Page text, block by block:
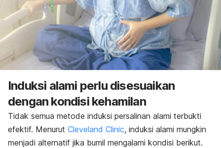
Induksi alami perlu disesuaikan
dengan kondisi kehamilan
Tidak semua metode induksi persalinan alami terbukti
efektif. Menurut Cleveland Clinic, induksi alami mungkin
menjadi alternatif jika bumil mengalami kondisi berikut.